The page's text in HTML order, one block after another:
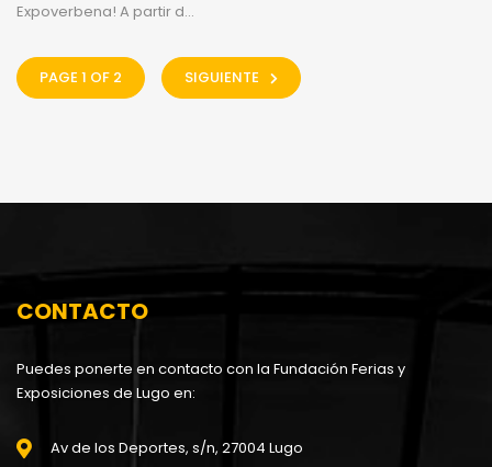
Expoverbena! A partir d...
PAGE 1 OF 2 SIGUIENTE
CONTACTO
Puedes ponerte en contacto con la Fundación Ferias y
Exposiciones de Lugo en:
Av de los Deportes, s/n, 27004 Lugo